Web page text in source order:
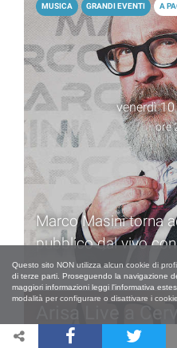
Questo sito NON utilizza alcun cookie di
di terze parti. Proseguendo la navigazione
maggiori informazioni leggi l'informativa
modalità per configurare o disattivare i
MUSICA GRANDI EVENTI A
venerdì
ore
Marco Masini torna
pubblico dal vivo con
2026”
MUSICA GRANDI EVENTI A